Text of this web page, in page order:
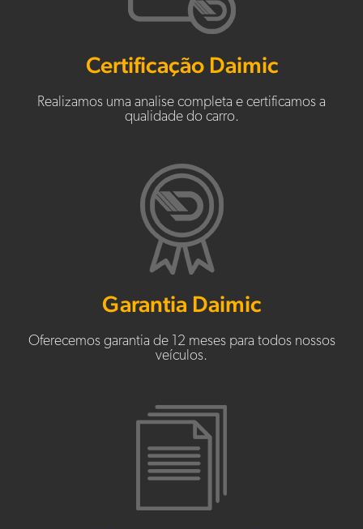
Certificação Daimic
Realizamos uma analise completa e certificamos a
qualidade do carro.
Garantia Daimic
Oferecemos garantia de 12 meses para todos nossos
veículos.